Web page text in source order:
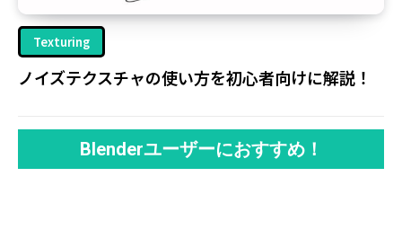
Texturing
ノイズテクスチャの使い方を初心者向けに解説！
Blenderユーザーにおすすめ！